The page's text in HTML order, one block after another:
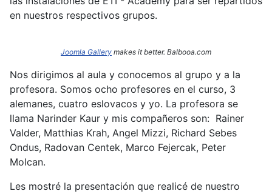
en nuestros respectivos grupos.
Joomla Gallery makes it better. Balbooa.com
Nos dirigimos al aula y conocemos al grupo y a la
profesora. Somos ocho profesores en el curso, 3
alemanes, cuatro eslovacos y yo. La profesora se
llama Narinder Kaur y mis compañeros son: Rainer
Valder, Matthias Krah, Angel Mizzi, Richard Sebes
Ondus, Radovan Centek, Marco Fejercak, Peter
Molcan.
Les mostré la presentación que realicé de nuestro